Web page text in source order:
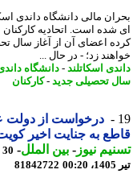
مالی دانشگاه داندی
است. اتحادیه کارکنان این
اعضای آن از آغاز سال
زد؛ - در ﺣﺎل ...
اسکاتلند-دانشگاه داندی -
تحصیلی جدید-کارکنان
درخواست از دولت
به جنایت اخیر کویت
نیوز-بین الملل-
81842722